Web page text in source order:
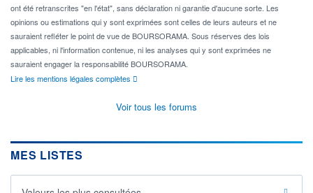
ont été retranscrites "en l'état", sans déclaration ni garantie d'aucune sorte. Les
opinions ou estimations qui y sont exprimées sont celles de leurs auteurs et ne
sauraient refléter le point de vue de BOURSORAMA. Sous réserves des lois
applicables, ni l'information contenue, ni les analyses qui y sont exprimées ne
sauraient engager la responsabilité BOURSORAMA.
Lire les mentions légales complètes
Voir tous les forums
MES LISTES